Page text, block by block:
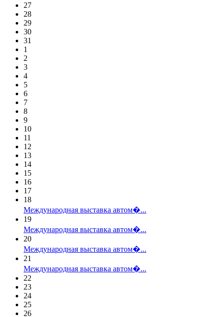
27
28
29
30
31
1
2
3
4
5
6
7
8
9
10
11
12
13
14
15
16
17
18
Международная выставка автом�...
19
Международная выставка автом�...
20
Международная выставка автом�...
21
Международная выставка автом�...
22
23
24
25
26